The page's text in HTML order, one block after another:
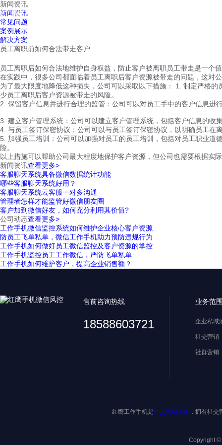
红鹰工作手机
新闻资讯
新闻资讯
常见问题
案例展示
解决方案
员工离职前如何合法带走客户
员工离职后如何合法地维护自身权益，防止客户被离职员工带走是一个
在实践中，很多公司都面临着员工离职后客户资源被带走的问题，这对
为了最大限度地降低这种损失，公司可以采取以下措施： 1. 制定严格
少员工离职后客户资源被带走的风险。
2. 保留客户信息并进行合理的监管：公司可以对员工手中的客户信息
3. 建立客户管理系统：公司可以建立客户管理系统，包括客户信息的
4. 与员工签订保密协议：公司可以与员工签订保密协议，以明确员工
5. 加强员工培训：公司可以加强对员工的员工培训，包括对员工职业
险。
以上措施可以帮助公司最大程度地保护客户资源，但公司也需要根据
新闻资讯查看更多>
客服聊天系统具备微信数据统计功能
哪些客服聊天系统好用？
客服聊天系统云客服一对多沟通
管理者怎样才能监管好微信朋友圈
客户加到微信好友，如何充分利用其价值?
公司动态查看更多>
工作手机微信监控系统如何维护企业核心客户资源
防员工飞单私单，微信工作手机助力预防违规行为
工作手机如何做好员工微信监控及客户资源的掌控
工作手机监控员工工作微信，严防飞单私单
工作手机如何维护客户，提高企业销售额？
售前咨询热线
18588603721
业务范
企业私域
社交营销
社群营销
红鹰工作手机是社交营销系统 ，拥有社
Copyright ©